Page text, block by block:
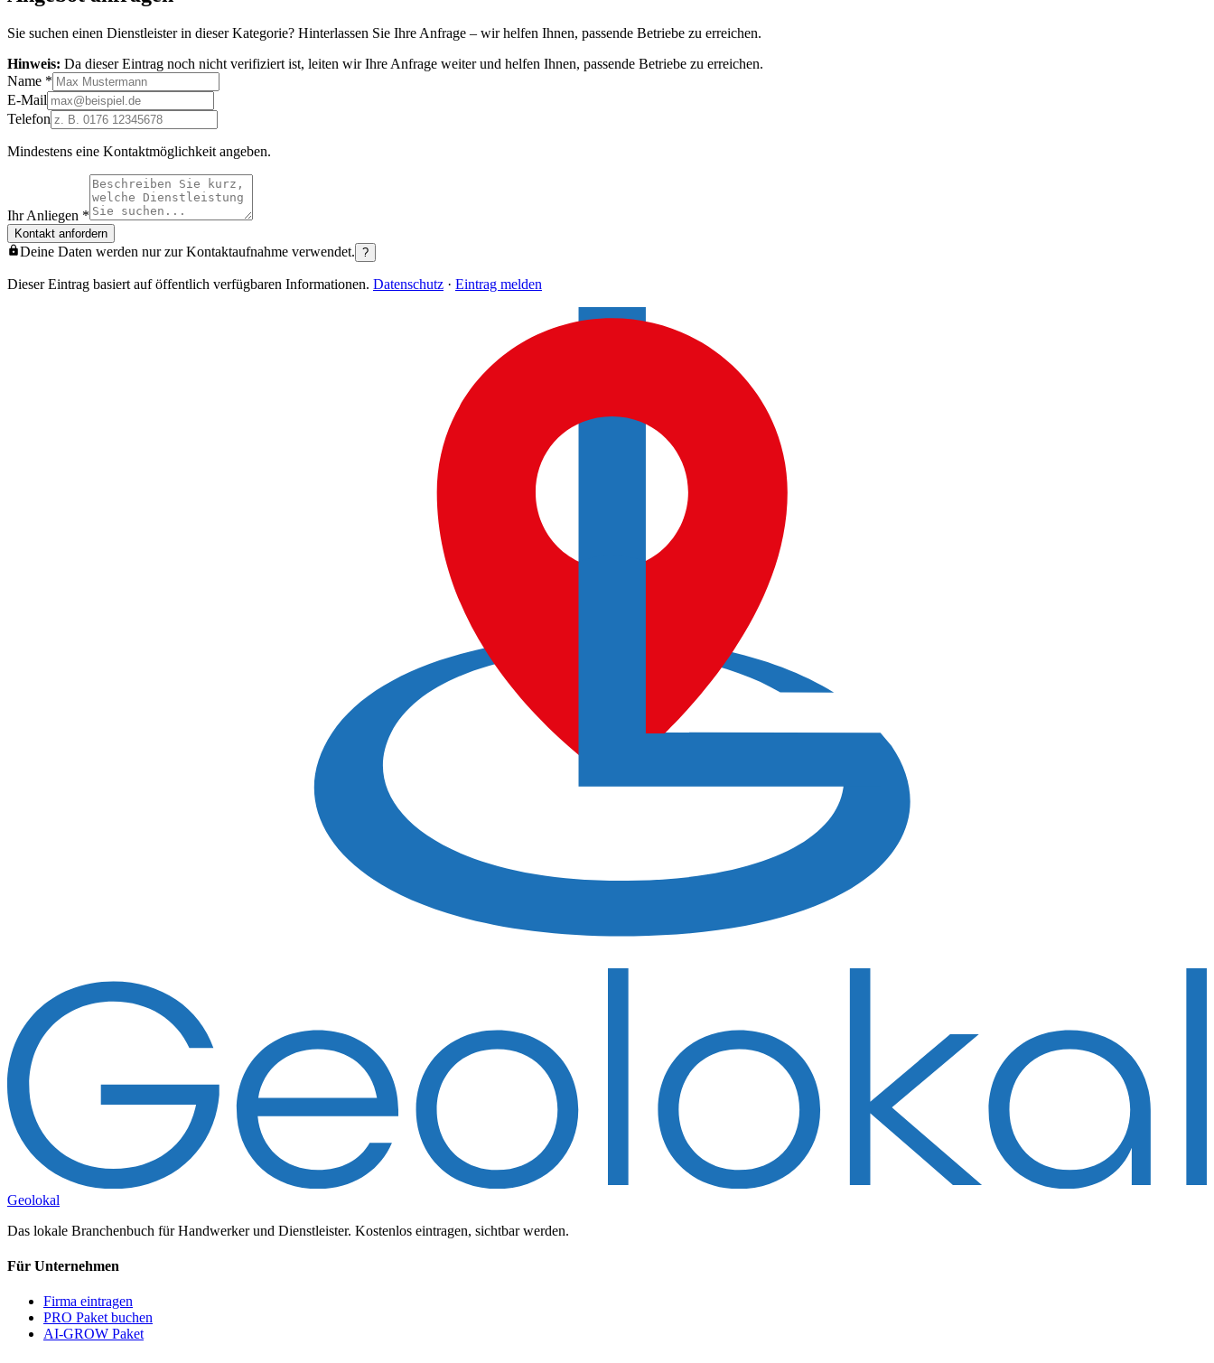
Sie suchen einen Dienstleister in dieser Kategorie? Hinterlassen Sie Ihre Anfrage – wir helfen Ihnen, passende Betriebe zu erreichen.
Hinweis: Da dieser Eintrag noch nicht verifiziert ist, leiten wir Ihre Anfrage weiter und helfen Ihnen, passende Betriebe zu erreichen.
Name *
E-Mail
Telefon
Mindestens eine Kontaktmöglichkeit angeben.
Ihr Anliegen *
Kontakt anfordern
Deine Daten werden nur zur Kontaktaufnahme verwendet. ?
Dieser Eintrag basiert auf öffentlich verfügbaren Informationen. Datenschutz · Eintrag melden
Geolokal
Das lokale Branchenbuch für Handwerker und Dienstleister. Kostenlos eintragen, sichtbar werden.
Für Unternehmen
Firma eintragen
PRO Paket buchen
AI-GROW Paket